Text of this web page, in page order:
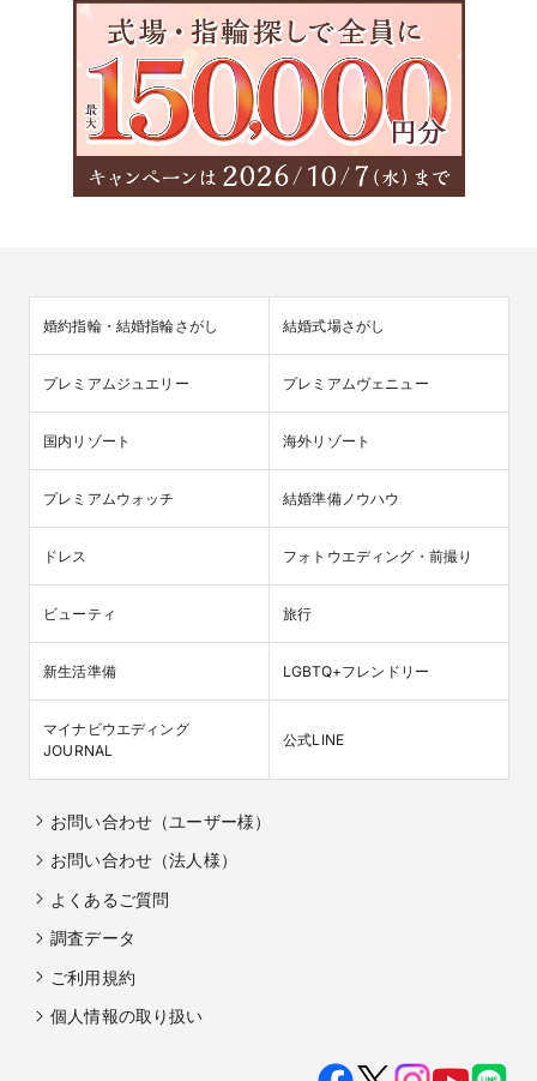
婚約指輪・結婚指輪さがし 結婚式場さがし
プレミアムジュエリー プレミアムヴェニュー
国内リゾート 海外リゾート
プレミアムウォッチ 結婚準備ノウハウ
ドレス フォトウエディング・前撮り
ビューティ 旅行
新生活準備 LGBTQ+フレンドリー
マイナビウエディング
JOURNAL
公式LINE
お問い合わせ（ユーザー様）
お問い合わせ（法人様）
よくあるご質問
調査データ
ご利用規約
個人情報の取り扱い